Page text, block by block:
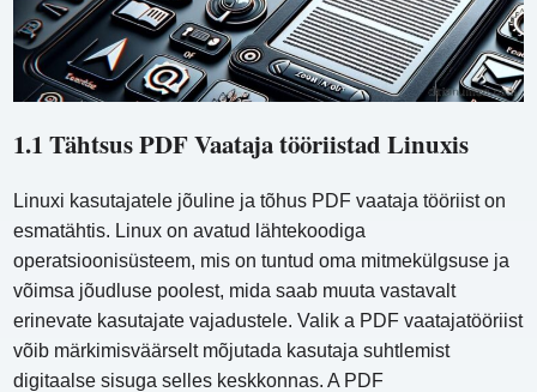
1.1 Tähtsus PDF Vaataja tööriistad Linuxis
Linuxi kasutajatele jõuline ja tõhus PDF vaataja tööriist on
esmatähtis. Linux on avatud lähtekoodiga
operatsioonisüsteem, mis on tuntud oma mitmekülgsuse ja
võimsa jõudluse poolest, mida saab muuta vastavalt
erinevate kasutajate vajadustele. Valik a PDF vaatajatööriist
võib märkimisväärselt mõjutada kasutaja suhtlemist
digitaalse sisuga selles keskkonnas. A PDF